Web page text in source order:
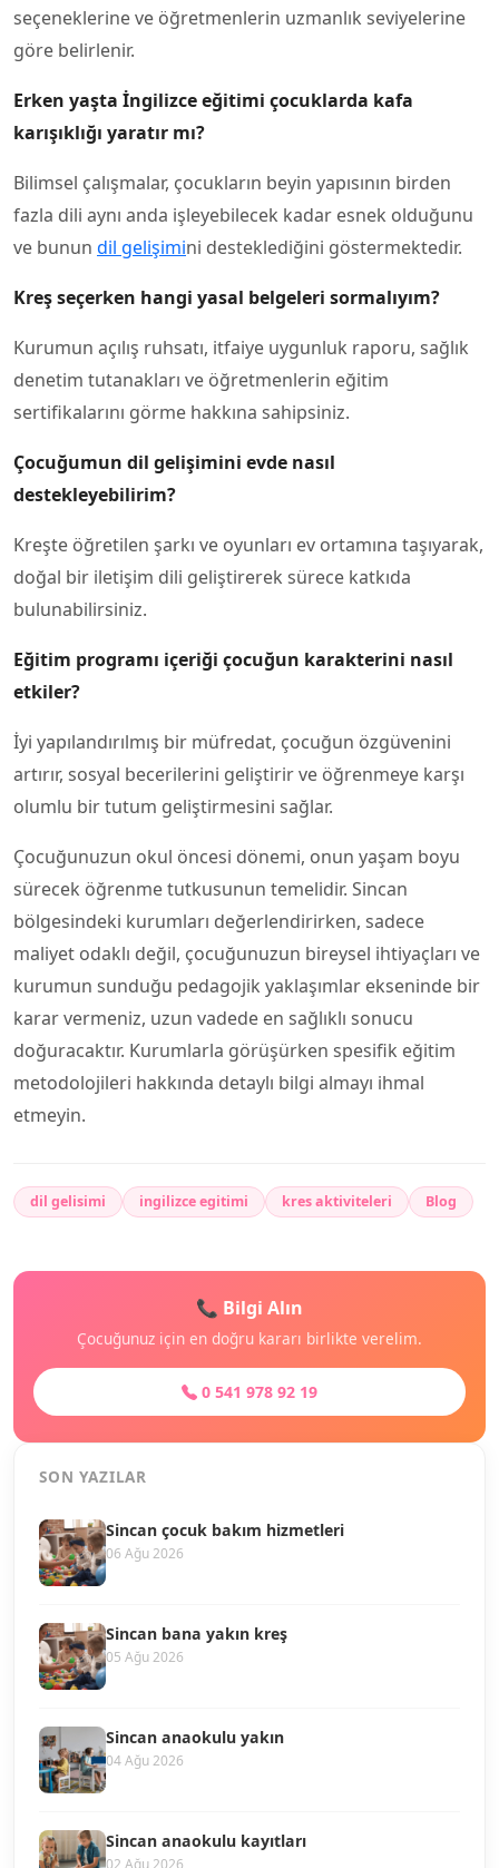
seçeneklerine ve öğretmenlerin uzmanlık seviyelerine
göre belirlenir.
Erken yaşta İngilizce eğitimi çocuklarda kafa
karışıklığı yaratır mı?
Bilimsel çalışmalar, çocukların beyin yapısının birden
fazla dili aynı anda işleyebilecek kadar esnek olduğunu
ve bunun dil gelişimini desteklediğini göstermektedir.
Kreş seçerken hangi yasal belgeleri sormalıyım?
Kurumun açılış ruhsatı, itfaiye uygunluk raporu, sağlık
denetim tutanakları ve öğretmenlerin eğitim
sertifikalarını görme hakkına sahipsiniz.
Çocuğumun dil gelişimini evde nasıl
destekleyebilirim?
Kreşte öğretilen şarkı ve oyunları ev ortamına taşıyarak,
doğal bir iletişim dili geliştirerek sürece katkıda
bulunabilirsiniz.
Eğitim programı içeriği çocuğun karakterini nasıl
etkiler?
İyi yapılandırılmış bir müfredat, çocuğun özgüvenini
artırır, sosyal becerilerini geliştirir ve öğrenmeye karşı
olumlu bir tutum geliştirmesini sağlar.
Çocuğunuzun okul öncesi dönemi, onun yaşam boyu
sürecek öğrenme tutkusunun temelidir. Sincan
bölgesindeki kurumları değerlendirirken, sadece
maliyet odaklı değil, çocuğunuzun bireysel ihtiyaçları ve
kurumun sunduğu pedagojik yaklaşımlar ekseninde bir
karar vermeniz, uzun vadede en sağlıklı sonucu
doğuracaktır. Kurumlarla görüşürken spesifik eğitim
metodolojileri hakkında detaylı bilgi almayı ihmal
etmeyin.
dil gelisimi ingilizce egitimi kres aktiviteleri Blog
📞 Bilgi Alın
Çocuğunuz için en doğru kararı birlikte verelim.
0 541 978 92 19
SON YAZILAR
Sincan çocuk bakım hizmetleri
06 Ağu 2026
Sincan bana yakın kreş
05 Ağu 2026
Sincan anaokulu yakın
04 Ağu 2026
Sincan anaokulu kayıtları